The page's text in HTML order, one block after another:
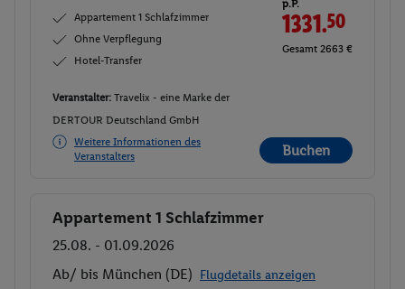
Appartement 1 Schlafzimmer
Ohne Verpflegung
Hotel-Transfer
p.P.
1331.50
Gesamt 2663 €
Veranstalter: Travelix - eine Marke der
DERTOUR Deutschland GmbH
Weitere Informationen des
Veranstalters
Buchen
Buchen
Appartement 1 Schlafzimmer
25.08. - 01.09.2026
Ab/ bis München (DE) Flugdetails anzeigen